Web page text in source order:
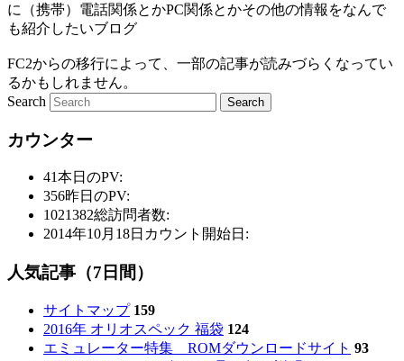
に（携帯）電話関係とかPC関係とかその他の情報をなんで
も紹介したいブログ
FC2からの移行によって、一部の記事が読みづらくなってい
るかもしれません。
Search
カウンター
41本日のPV:
356昨日のPV:
1021382総訪問者数:
2014年10月18日 カウント開始日:
人気記事（7日間）
サイトマップ 159
2016年 オリオスペック 福袋 124
エミュレーター特集 ROMダウンロードサイト 93